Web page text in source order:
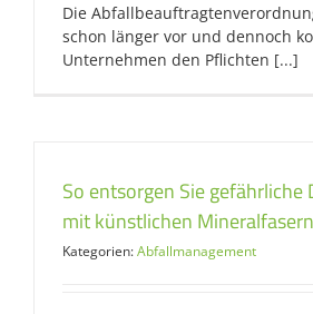
Die
schon länger vor und dennoch
Unternehmen den Pflichten [...]
So entsorgen Sie
mit künstlichen Mineralfasern
Kategorien:Abfallmanagement